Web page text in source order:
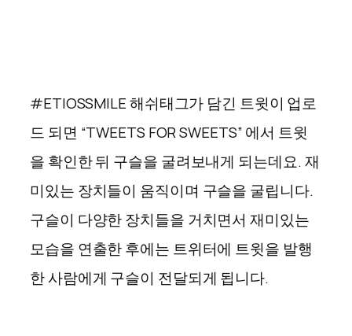
#ETIOSSMILE 해쉬태그가 담긴 트윗이 업로
드 되면 “TWEETS FOR SWEETS” 에서 트윗
을 확인한 뒤 구슬을 굴려보내게 되는데요. 재
미있는 장치들이 움직이며 구슬을 굴립니다.
구슬이 다양한 장치들을 거치면서 재미있는
모습을 연출한 후에는 트위터에 트윗을 발행
한 사람에게 구슬이 전달되게 됩니다.